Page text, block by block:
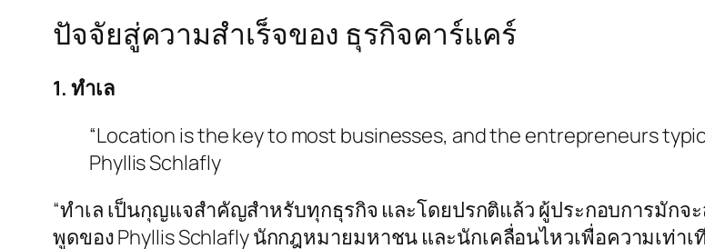
ปัจจัยสู่ความสำเร็จของ ธุรกิจคาร์แคร์
1. ทำเล
“Location is the key to most businesses, and the entrepreneurs
Phyllis Schlafly
“ทำเล เป็นกุญแจสำคัญสำหรับทุกธุรกิจ และโดยปรกติแล้ว ผู้ประกอบการมักจ
พูดของ Phyllis Schlafly นักกฎหมายมหาชน และนักเคลื่อนไหวเพื่อความเท่า